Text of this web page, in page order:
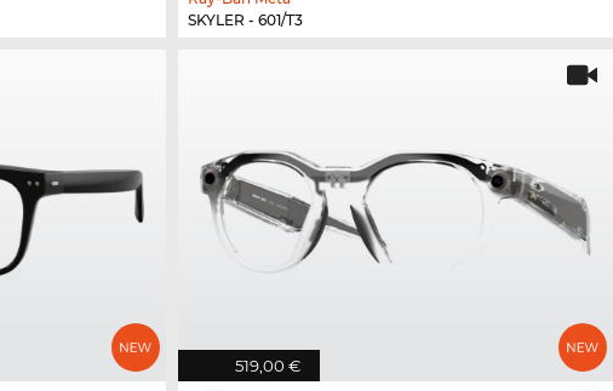
SKYLER - 601/T3
519,00 €